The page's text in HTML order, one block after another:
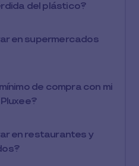
del plástico?
en supermercados
de compra con mi
en restaurantes y